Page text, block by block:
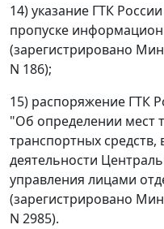
14) указание ГТК
пропуске
(зарегистрировано
N 186);
15) распоряжение ГТК
"Об определении мест
транспортных
деятельности
управления лицами
(зарегистрировано
N 2985).